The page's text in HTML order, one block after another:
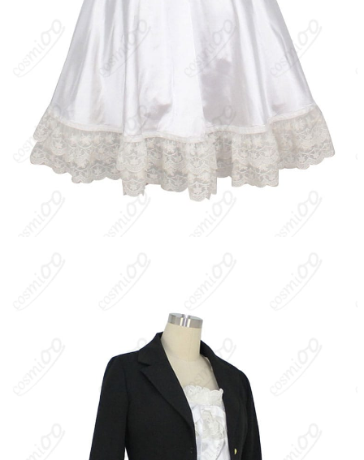
登場し、事件の渦中で芯の強さと戦闘能力を見せる。